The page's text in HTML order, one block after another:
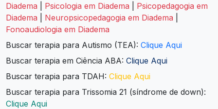
Diadema
Psicologia em Diadema
Psicopedagogia em
Diadema
Neuropsicopedagogia em Diadema
Fonoaudiologia em Diadema
Buscar terapia para Autismo (TEA): Clique Aqui
Buscar terapia em Ciência ABA: Clique Aqui
Buscar terapia para TDAH: Clique Aqui
Buscar terapia para Trissomia 21 (síndrome de down):
Clique Aqui